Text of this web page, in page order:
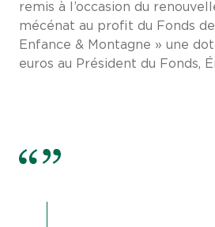
remis à l’occasion du
mécénat au profit du Fonds
Enfance & Montagne » une
euros au Président du Fonds,